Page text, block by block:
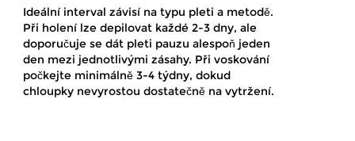
Ideální interval závisí na typu pleti a metodě.
Při holení lze depilovat každé 2-3 dny, ale
doporučuje se dát pleti pauzu alespoň jeden
den mezi jednotlivými zásahy. Při voskování
počkejte minimálně 3-4 týdny, dokud
chloupky nevyrostou dostatečně na vytržení.